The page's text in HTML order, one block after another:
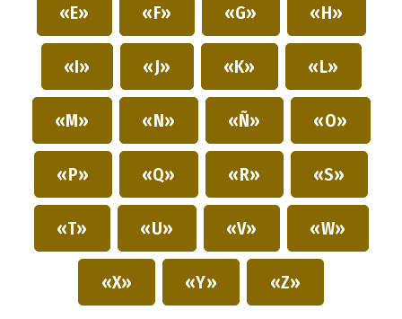
«E» «F» «G» «H»
«I» «J» «K» «L»
«M» «N» «Ñ» «O»
«P» «Q» «R» «S»
«T» «U» «V» «W»
«X» «Y» «Z»